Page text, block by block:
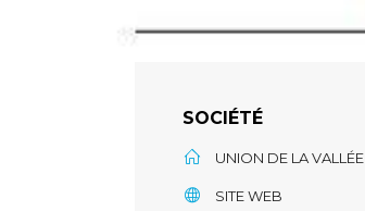
SOCIÉTÉ
UNION DE LA VALLÉE
SITE WEB